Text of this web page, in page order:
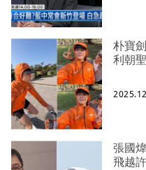
朴寶
利朝
張國
飛越